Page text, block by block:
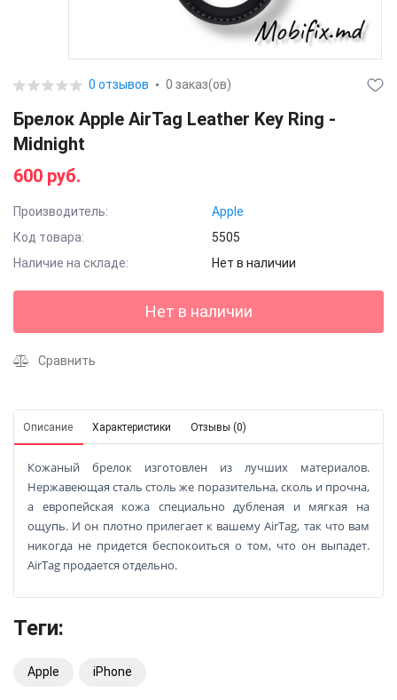
0 отзывов 0 заказ(ов)
Брелок Apple AirTag Leather Key Ring -
Midnight
600 руб.
Производитель:
Apple
Код товара:
5505
Наличие на складе:
Нет в наличии
Нет в наличии
Сравнить
Описание Характеристики Отзывы (0)
Кожаный брелок изготовлен из лучших материалов.
Нержавеющая сталь столь же поразительна, сколь и прочна,
а европейская кожа специально дубленая и мягкая на
ощупь. И он плотно прилегает к вашему AirTag, так что вам
никогда не придется беспокоиться о том, что он выпадет.
AirTag продается отдельно.
Теги:
Apple iPhone